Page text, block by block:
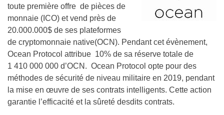
toute première offre de pièces de
monnaie (ICO) et vend près de
20.000.000$ de ses plateformes
de cryptomonnaie native(OCN). Pendant cet évènement,
Ocean Protocol attribue 10% de sa réserve totale de
1 410 000 000 d’OCN. Ocean Protocol opte pour des
méthodes de sécurité de niveau militaire en 2019, pendant
la mise en œuvre de ses contrats intelligents. Cette action
garantie l’efficacité et la sûreté desdits contrats.